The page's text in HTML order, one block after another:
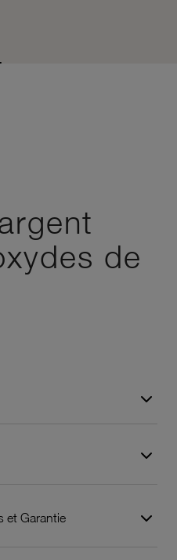
de
et Garantie